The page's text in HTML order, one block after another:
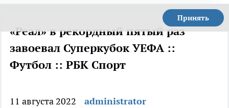
Принять
«Реал» в рекордный пятый раз
завоевал Суперкубок УЕФА ::
Футбол :: РБК Спорт
11 августа 2022 administrator